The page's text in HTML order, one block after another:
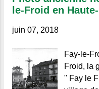
le-Froid en
juin 07, 2018
Fay-le-
Froid, la
" Fay le